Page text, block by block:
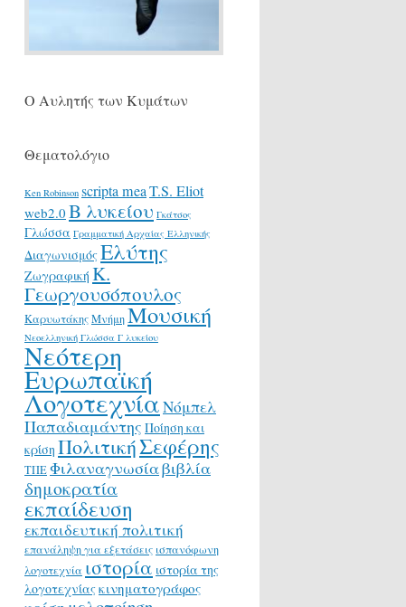
Ο Αυλητής των Κυμάτων
Θεματολόγιο
Ken Robinson scripta meaT.S. Eliot
web2.0 Β λυκείου Γκάτσος
Γλώσσα Γραμματική Αρχαίας Ελληνικής
ΔιαγωνισμόςΕλύτης
Ζωγραφική Κ.
Γεωργουσόπουλος
ΚαρυωτάκηςΜνήμηΜουσική
Νεοελληνική Γλώσσα Γ λυκείου
Νεότερη
Ευρωπαϊκή
ΛογοτεχνίαΝόμπελ
Παπαδιαμάντης Ποίηση και
κρίση ΠολιτικήΣεφέρης
ΤΠΕΦιλαναγνωσίαβιβλία
δημοκρατία
εκπαίδευση
εκπαιδευτική πολιτική
επανάληψη για εξετάσεις ισπανόφωνη
λογοτεχνία ιστορία ιστορία της
λογοτεχνίαςκινηματογράφος